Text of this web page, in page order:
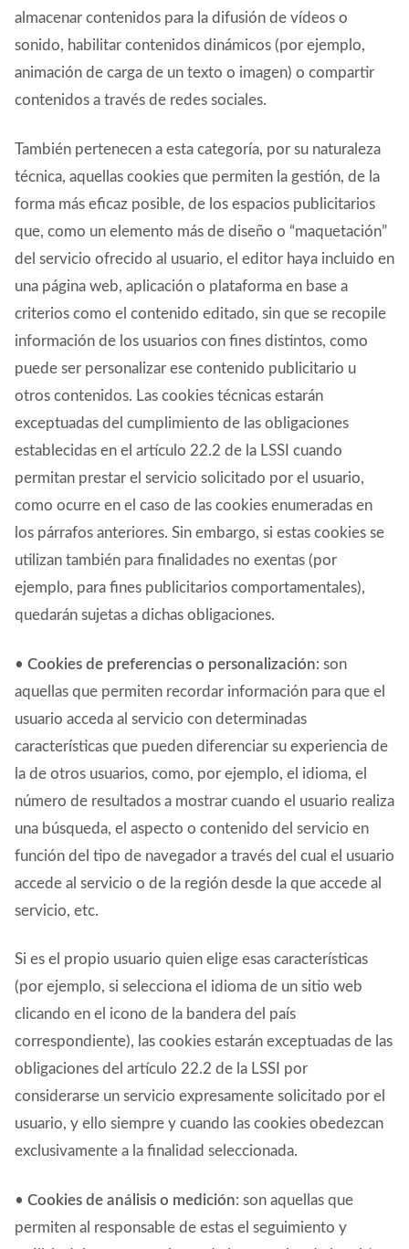
almacenar contenidos para la difusión de vídeos o
sonido, habilitar contenidos dinámicos (por ejemplo,
animación de carga de un texto o imagen) o compartir
contenidos a través de redes sociales.
También pertenecen a esta categoría, por su naturaleza
técnica, aquellas cookies que permiten la gestión, de la
forma más eficaz posible, de los espacios publicitarios
que, como un elemento más de diseño o “maquetación”
del servicio ofrecido al usuario, el editor haya incluido en
una página web, aplicación o plataforma en base a
criterios como el contenido editado, sin que se recopile
información de los usuarios con fines distintos, como
puede ser personalizar ese contenido publicitario u
otros contenidos. Las cookies técnicas estarán
exceptuadas del cumplimiento de las obligaciones
establecidas en el artículo 22.2 de la LSSI cuando
permitan prestar el servicio solicitado por el usuario,
como ocurre en el caso de las cookies enumeradas en
los párrafos anteriores. Sin embargo, si estas cookies se
utilizan también para finalidades no exentas (por
ejemplo, para fines publicitarios comportamentales),
quedarán sujetas a dichas obligaciones.
• Cookies de preferencias o personalización: son
aquellas que permiten recordar información para que el
usuario acceda al servicio con determinadas
características que pueden diferenciar su experiencia de
la de otros usuarios, como, por ejemplo, el idioma, el
número de resultados a mostrar cuando el usuario realiza
una búsqueda, el aspecto o contenido del servicio en
función del tipo de navegador a través del cual el usuario
accede al servicio o de la región desde la que accede al
servicio, etc.
Si es el propio usuario quien elige esas características
(por ejemplo, si selecciona el idioma de un sitio web
clicando en el icono de la bandera del país
correspondiente), las cookies estarán exceptuadas de las
obligaciones del artículo 22.2 de la LSSI por
considerarse un servicio expresamente solicitado por el
usuario, y ello siempre y cuando las cookies obedezcan
exclusivamente a la finalidad seleccionada.
• Cookies de análisis o medición: son aquellas que
permiten al responsable de estas el seguimiento y